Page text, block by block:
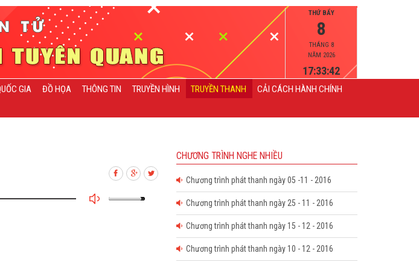
THỨ BẨY
8
THÁNG 8
NĂM 2026
17:33:42
GIA ĐỒ HỌA THÔNG TIN TRUYỀN HÌNH TRUYỀN THANH
CẢI CÁCH HÀNH CHÍNH
CHƯƠNG TRÌNH NGHE NHIỀU
Chương trình phát thanh ngày 05 -11 - 2016
Chương trình phát thanh ngày 25 - 11 - 2016
Chương trình phát thanh ngày 15 - 12 - 2016
Chương trình phát thanh ngày 10 - 12 - 2016